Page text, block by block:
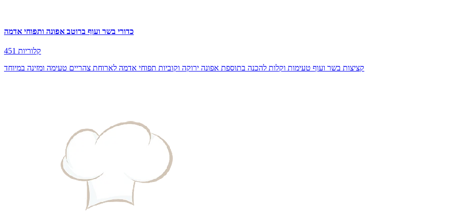
כדורי בשר ועוף ברוטב אפונה ותפוחי אדמה
451 קלוריות
קציצות בשר ועוף טעימות וקלות להכנה בתוספת אפונה ירוקה וקוביות תפוחי אדמה לארוחת צהריים טעימה ומזינה במיוחד